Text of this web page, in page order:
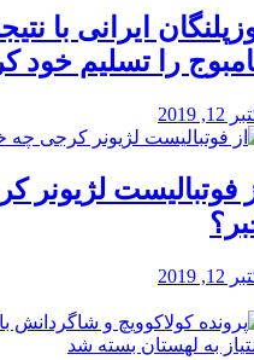
ایرانی با
را تسلیم خود
12, 2019
فوتبالیست لژیونر
12, 2019